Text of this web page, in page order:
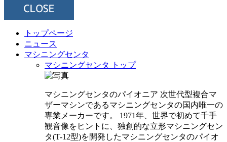
トップページ
ニュース
マシニングセンタ
マシニングセンタ トップ
マシニングセンタのパイオニア 次世代型複合マ
ザーマシンであるマシニングセンタの国内唯一の
専業メーカーです。 1971年、世界で初めて千手
観音像をヒントに、独創的な立形マシニングセン
タ(T-12型)を開発したマシニングセンタのパイオ